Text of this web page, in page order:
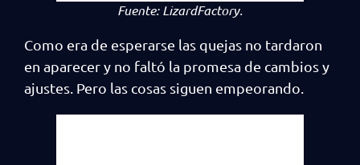
Fuente:LizardFactory.
Como era de esperarse las quejas no tardaron
en aparecer y no faltó la promesa de cambios y
ajustes. Pero las cosas siguen empeorando.